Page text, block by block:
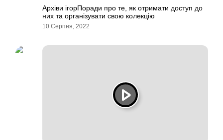
Архіви ігорПоради про те, як отримати доступ до
них та організувати свою колекцію
10 Серпня, 2022